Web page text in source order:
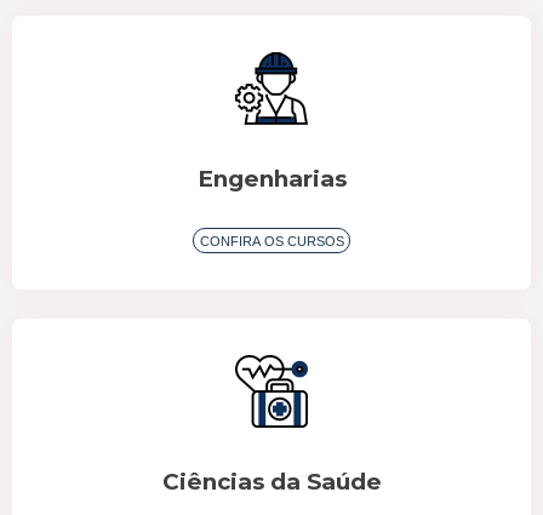
Engenharias
Ciências da Saúde